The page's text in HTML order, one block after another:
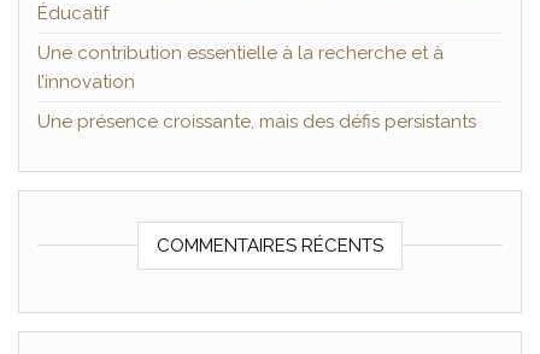
Éducatif
Une contribution essentielle à la recherche et à
l’innovation
Une présence croissante, mais des défis persistants
COMMENTAIRES RÉCENTS